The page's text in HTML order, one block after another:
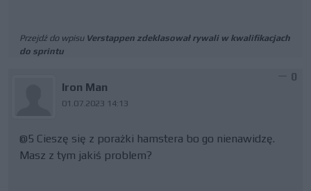
Przejdź do wpisu Verstappen zdeklasował rywali w kwalifikacjach
do sprintu
Iron Man
01.07.2023 14:13
0
@5 Cieszę się z porażki hamstera bo go nienawidzę.
Masz z tym jakiś problem?